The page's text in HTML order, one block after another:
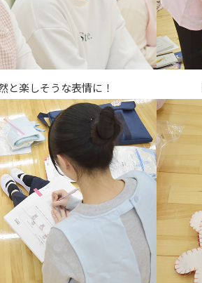
と楽しそうな表情に！